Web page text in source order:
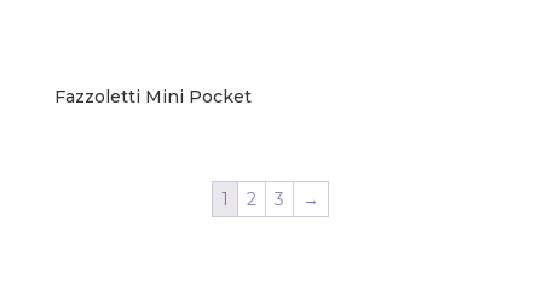
Fazzoletti Mini Pocket
1 2 3 →